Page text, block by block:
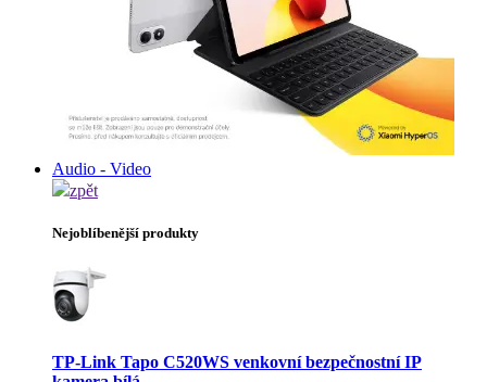
Audio - Video
zpět
Nejoblíbenější produkty
TP-Link Tapo C520WS venkovní bezpečnostní IP